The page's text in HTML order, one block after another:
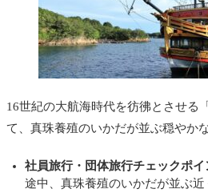
16世紀の大航海時代を彷彿とさせる
て、真珠養殖のいかだが並ぶ穏やか
社員旅行・団体旅行チェックポイ
途中、真珠養殖のいかだが並ぶ